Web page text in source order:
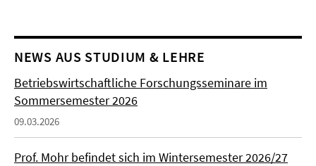
NEWS AUS STUDIUM & LEHRE
Betriebswirtschaftliche Forschungsseminare im
Sommersemester 2026
09.03.2026
Prof. Mohr befindet sich im Wintersemester 2026/27